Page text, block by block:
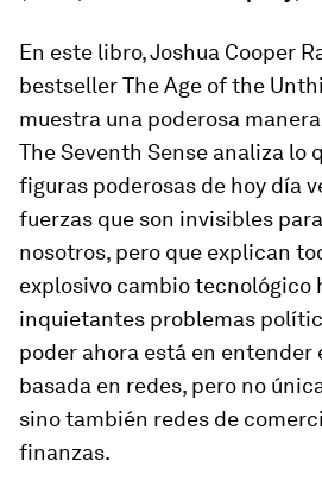
En este libro, Joshua Cooper
bestsellerThe Age of the
muestra una poderosa
The Seventh Sense analiza lo
figuras poderosas de hoy día
fuerzas que son invisibles
nosotros, pero que explican
explosivo cambio tecnológico
inquietantes problemas
poder ahora está en entender
basada en redes, pero no
sino también redes de
finanzas.